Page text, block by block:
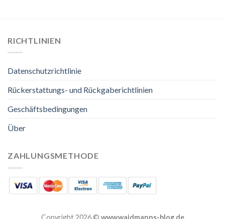
RICHTLINIEN
Datenschutzrichtlinie
Rückerstattungs- und Rückgaberichtlinien
Geschäftsbedingungen
Über
ZAHLUNGSMETHODE
Copyright 2026 © www.waidmanns-blog.de